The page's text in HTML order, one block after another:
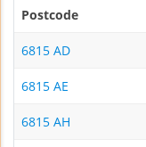
Postcode
6815 AD
6815 AE
6815 AH